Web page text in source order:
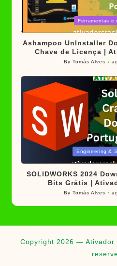
Posted
Ferramentas e
Ashampoo UnInstaller
Chave de Licença |
Posted
ByTomás Alves
Engineering &
SOLIDWORKS 2024
Bits Grátis |
Posted
by
ByTomás Alves
Copyright 2026 — Ativador